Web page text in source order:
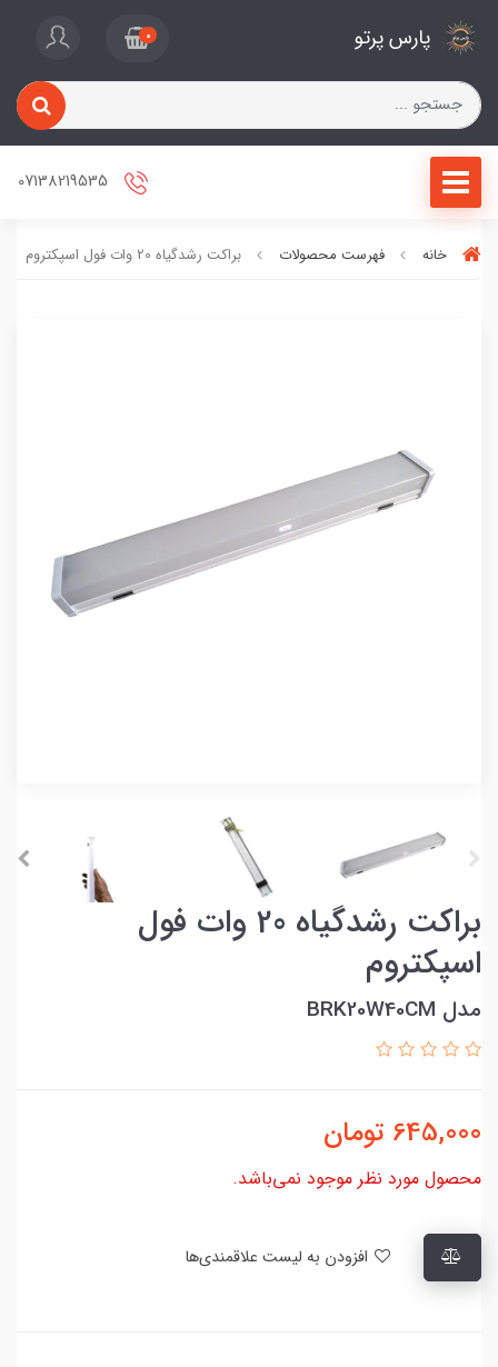
پارس پرتو 0
خانه فهرست محصولات براکت رشدگیاه 20 وات فول اسپکتروم
براکت رشدگیاه 20 وات فول
اسپکتروم
مدل BRK20W40CM
645,000 تومان
محصول مورد نظر موجود نمی‌باشد.